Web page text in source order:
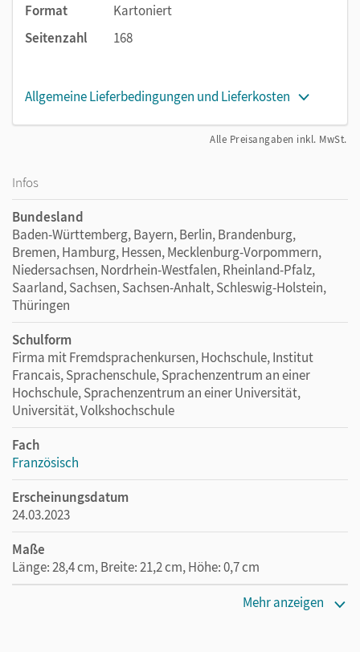
Format
Kartoniert
Seitenzahl
168
Allgemeine Lieferbedingungen und Lieferkosten
Alle Preisangaben inkl. MwSt.
Infos
Bundesland
Baden-Württemberg, Bayern, Berlin, Brandenburg,
Bremen, Hamburg, Hessen, Mecklenburg-Vorpommern,
Niedersachsen, Nordrhein-Westfalen, Rheinland-Pfalz,
Saarland, Sachsen, Sachsen-Anhalt, Schleswig-Holstein,
Thüringen
Schulform
Firma mit Fremdsprachenkursen, Hochschule, Institut
Francais, Sprachenschule, Sprachenzentrum an einer
Hochschule, Sprachenzentrum an einer Universität,
Universität, Volkshochschule
Fach
Französisch
Erscheinungsdatum
24.03.2023
Maße
Länge: 28,4 cm, Breite: 21,2 cm, Höhe: 0,7 cm
Mehr anzeigen